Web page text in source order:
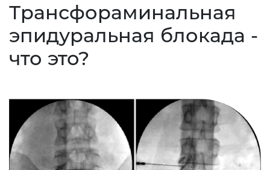
Трансфораминальная
эпидуральная блокада -
что это?